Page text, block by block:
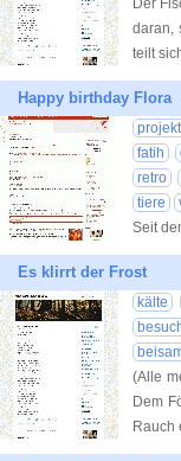
Der
daran,
teilt
Happy birthday Flora
fatih
retro
tiere
Seit
Es klirrt der Frost
kälte
(Alle
Dem
Rauch